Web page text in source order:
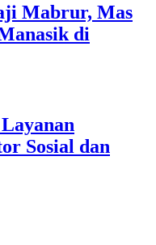
Mabrur, Mas
di
Sosial dan